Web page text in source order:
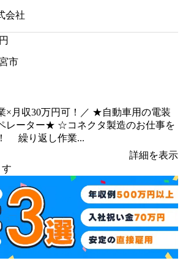
会社
円
市
×月収30万円可！／ ★自動車用の電装
レーター★ ☆コネクタ製造のお仕事を
繰り返し作業...
詳細を表示